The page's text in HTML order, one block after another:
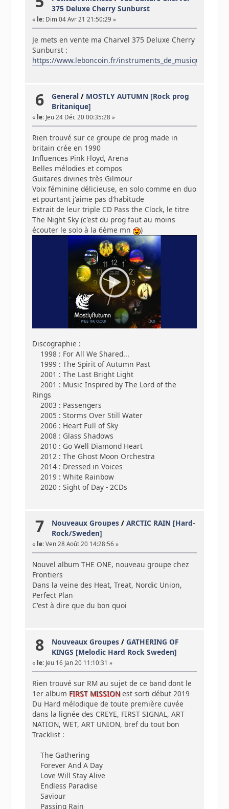
375 Deluxe Cherry Sunburst
« le:Dim 04 Avr 21 21:50:29 »
Je mets en vente ma Charvel 375 Deluxe Cherry
Sunburst :
https://www.leboncoin.fr/instruments_de_musique/
6 General / MOSTLY AUTUMN [Rock prog
Britanique]
« le:Jeu 24 Déc 20 00:35:28 »
Rien trouvé sur ce groupe de prog made in
britain crée en 1990
Influences Pink Floyd, Arena
Belles mélodies et compos
Guitares divines très Gilmour
Voix féminine délicieuse, en solo comme en duo
et pourtant j'aime pas d'habitude
Extrait de leur triple CD Pass the Clock, le titre
The Night Sky (c'est du prog faut au moins
écouter le solo à la 6ème mn
)
Discographie :
1998 : For All We Shared...
1999 : The Spirit of Autumn Past
2001 : The Last Bright Light
2001 : Music Inspired by The Lord of the
Rings
2003 : Passengers
2005 : Storms Over Still Water
2006 : Heart Full of Sky
2008 : Glass Shadows
2010 : Go Well Diamond Heart
2012 : The Ghost Moon Orchestra
2014 : Dressed in Voices
2019 : White Rainbow
2020 : Sight of Day - 2CDs
7 Nouveaux Groupes /ARCTIC RAIN [Hard-
Rock/Sweden]
« le:Ven 28 Août 20 14:28:56 »
Nouvel album THE ONE, nouveau groupe chez
Frontiers
Dans la veine des Heat, Treat, Nordic Union,
Perfect Plan
C'est à dire que du bon quoi
8 Nouveaux Groupes /GATHERING OF
KINGS [Melodic Hard Rock Sweden]
« le:Jeu 16 Jan 20 11:10:31 »
Rien trouvé sur RM au sujet de ce band dont le
1er album FIRST MISSIONest sorti début 2019
Du Hard mélodique de toute première cuvée
dans la lignée des CREYE, FIRST SIGNAL, ART
NATION, WET, ART UNION, bref du tout bon
Tracklist :
The Gathering
Forever And A Day
Love Will Stay Alive
Endless Paradise
Saviour
Passing Rain